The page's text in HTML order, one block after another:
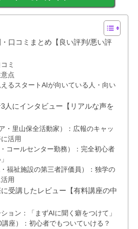
口コミまとめ【良い評判/悪い評
ミ
点
るスタートAIが向いている人・向い
人にインタビュー【リアルな声を
・里山保全活動家）：広報のキャッ
活用
コールセンター勤務）：完全初心者
福祉施設の第三者評価員）：独学の
用
受講したレビュー【有料講座の中
ョン：「まずAIに聞く癖をつけて」
座）：初心者でもついていける？